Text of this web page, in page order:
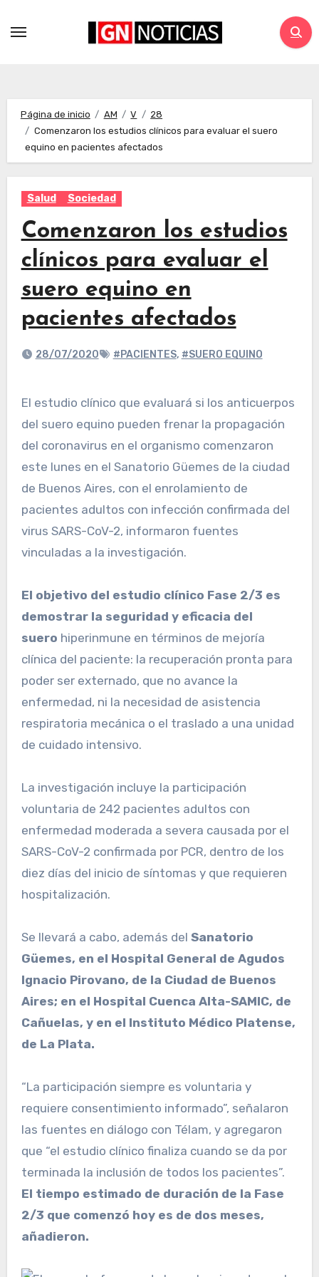
Página de inicio AM V
28
Comenzaron los estudios clínicos para evaluar el suero
equino en pacientes afectados
Salud Sociedad
Comenzaron los estudios
clínicos para evaluar el
suero equino en
pacientes afectados
28/07/2020 #PACIENTES, #SUERO EQUINO
El estudio clínico que evaluará si los anticuerpos
del suero equino pueden frenar la propagación
del coronavirus en el organismo comenzaron
este lunes en el Sanatorio Güemes de la ciudad
de Buenos Aires, con el enrolamiento de
pacientes adultos con infección confirmada del
virus SARS-CoV-2, informaron fuentes
vinculadas a la investigación.
El objetivo del estudio clínico Fase 2/3 es
demostrar la seguridad y eficacia del
suero hiperinmune en términos de mejoría
clínica del paciente: la recuperación pronta para
poder ser externado, que no avance la
enfermedad, ni la necesidad de asistencia
respiratoria mecánica o el traslado a una unidad
de cuidado intensivo.
La investigación incluye la participación
voluntaria de 242 pacientes adultos con
enfermedad moderada a severa causada por el
SARS-CoV-2 confirmada por PCR, dentro de los
diez días del inicio de síntomas y que requieren
hospitalización.
Se llevará a cabo, además del Sanatorio
Güemes, en el Hospital General de Agudos
Ignacio Pirovano, de la Ciudad de Buenos
Aires; en el Hospital Cuenca Alta-SAMIC, de
Cañuelas, y en el Instituto Médico Platense,
de La Plata.
“La participación siempre es voluntaria y
requiere consentimiento informado”, señalaron
las fuentes en diálogo con Télam, y agregaron
que “el estudio clínico finaliza cuando se da por
terminada la inclusión de todos los pacientes”.
El tiempo estimado de duración de la Fase
2/3 que comenzó hoy es de dos meses,
añadieron.